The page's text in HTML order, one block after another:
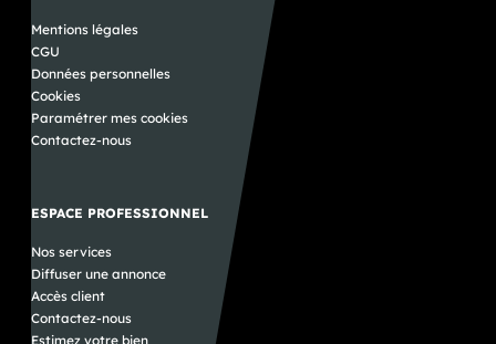
Mentions légales
CGU
Données personnelles
Cookies
Paramétrer mes cookies
Contactez-nous
ESPACE PROFESSIONNEL
Nos services
Diffuser une annonce
Accès client
Contactez-nous
Estimez votre bien